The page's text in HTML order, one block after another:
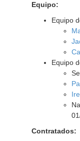
Equipo:
Equipo
Equipo
Contratados: